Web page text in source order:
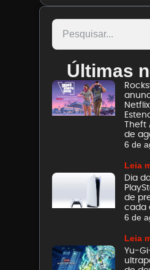
Últimas
Theft
de
6 de
Leia
Dia
de
cada
6 de
Leia
Yu-